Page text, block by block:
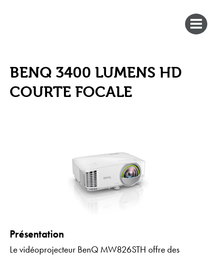
BENQ 3400 LUMENS HD
COURTE FOCALE
Présentation
Le vidéoprojecteur BenQ MW826STH offre des